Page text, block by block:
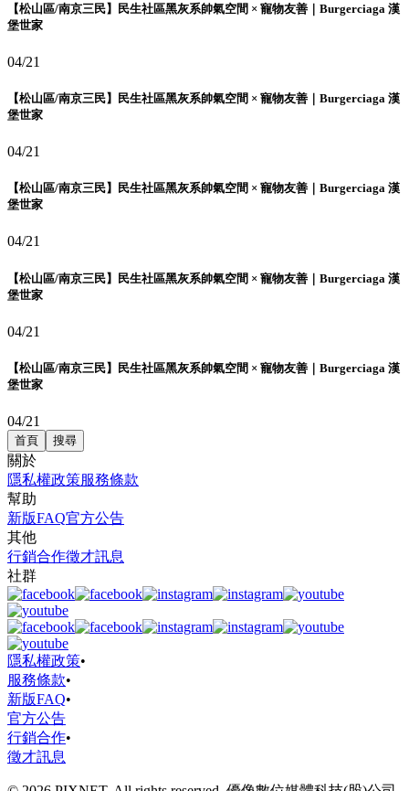
【松山區/南京三民】民生社區黑灰系帥氣空間 × 寵物友善｜Burgerciaga 漢
堡世家
04/21
【松山區/南京三民】民生社區黑灰系帥氣空間 × 寵物友善｜Burgerciaga 漢
堡世家
04/21
【松山區/南京三民】民生社區黑灰系帥氣空間 × 寵物友善｜Burgerciaga 漢
堡世家
04/21
【松山區/南京三民】民生社區黑灰系帥氣空間 × 寵物友善｜Burgerciaga 漢
堡世家
04/21
【松山區/南京三民】民生社區黑灰系帥氣空間 × 寵物友善｜Burgerciaga 漢
堡世家
04/21
首頁 搜尋
關於
隱私權政策服務條款
幫助
新版FAQ官方公告
其他
行銷合作徵才訊息
社群
隱私權政策•
服務條款•
新版FAQ•
官方公告
行銷合作•
徵才訊息